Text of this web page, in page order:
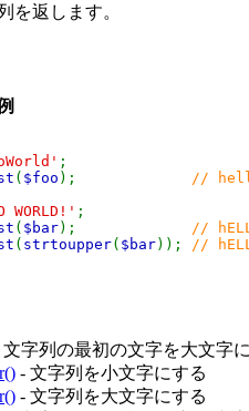
を返します。
;
( $foo );
//
WORLD!' ;
( $bar);
//
( strtoupper( $bar));
//
文字列の最初の文字を大文字
- 文字列を小文字にする
- 文字列を大文字にする